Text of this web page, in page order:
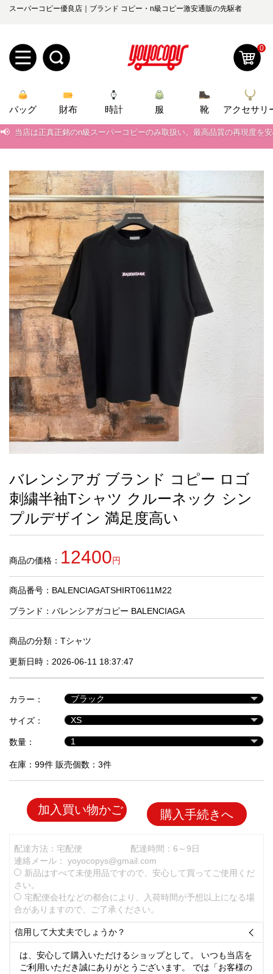
スーパーコピー優良店｜ブランド コピー・n級コピー激安通販の先駆者
規
ユ
ザ
ー
登
録
ロ
グ
ン
オ
ー
ダ
ー
管
理
お
知
ら
せ
yoyocopys@gmail.com
2026人気特集
バッグ
財布
時計
服
ズボン
衣装セット
靴
住まい用品
アクセサリー
ベルト
スカーフ
アイフォーンケ
ース
小物
最
新
製
品
す
す
め
商
人
気
商
セ
ル
品
0
バッグ 財布 時計 服 靴
アクセサリ
📢 当店は正真正銘のn級スーパーコピーのみ取扱い。最高品質の再現度を
📢 2026春の新作続々更新中！期間中のご注文でお得な割引をご利用いただ
新作入荷！ルイ・ヴィトンスーパーコピー バッグ最新モデルが登場。
バレンシアガ ブランド コピー ロゴ
刺繍半袖Tシャツ クルーネック シン
プルデザイン 満足度高い
商品の価格： 12400円
商品番号：BALENCIAGATSHIRT0611M22
ブランド： バレンシアガコピー BALENCIAGA
商品の分類： Tシャツ
更新日時：2026-06-11 18:37:47
カラー：
サイズ：
数量：
在庫：99件 販売個数：3件
加入買い物かご 購入手続きへ
配達方法：宅配便
配達時間：6～9日
連絡メール： yoyocopys@gmail.com
新品はすべて未使用品ですので、安心して買ってご使用くだ
さい。
宅配便会社などの都合により、入荷時間が予想以上になる場
合がありますので、ご了承ください。
信用して大丈夫でしょうか？ 
は、安心して購入いただけるショップとして。 いつも当店を
ご利用いただき誠にありがとうございます。 では「お客様の